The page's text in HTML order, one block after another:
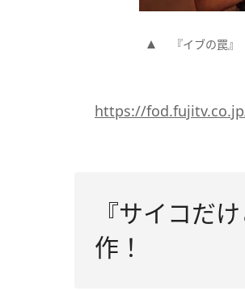
『イブの罠
https://
『サイコだ
作！